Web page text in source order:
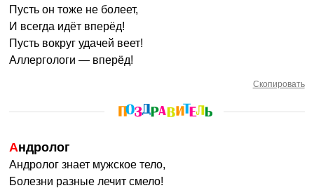
Пусть он тоже не болеет,
И всегда идёт вперёд!
Пусть вокруг удачей веет!
Аллергологи — вперёд!
Скопировать
Андролог
Андролог знает мужское тело,
Болезни разные лечит смело!